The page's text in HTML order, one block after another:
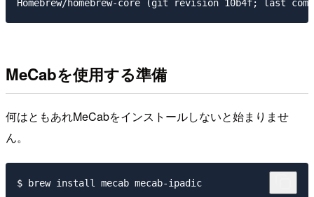
MeCabを使用する準備
何はともあれMeCabをインストールしないと始まりませ
ん。
$ brew install mecab mecab-ipadic